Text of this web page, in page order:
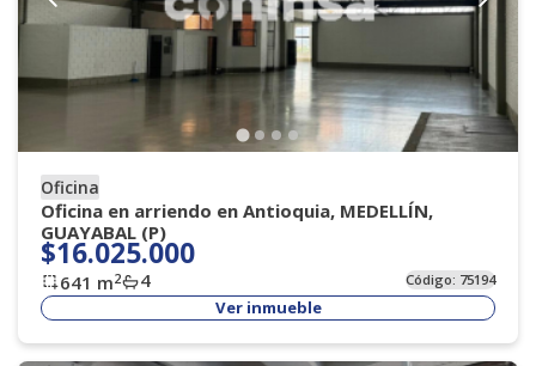
Oficina
Oficina en arriendo en Antioquia, MEDELLÍN,
GUAYABAL (P)
$16.025.000
641 m2 4 Código: 75194
Ver inmueble